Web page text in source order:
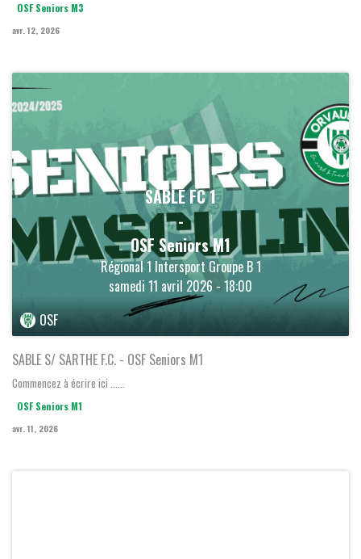
OSF Seniors M3
avr. 12, 2026
SABLE FC 1
-
OSF Seniors M1
Régional 1 Intersport Groupe B 1
samedi 11 avril 2026 - 18:00
OSF
SABLE S/ SARTHE F.C. - OSF Seniors M1
Commencez à écrire ici ......
OSF Seniors M1
avr. 11, 2026